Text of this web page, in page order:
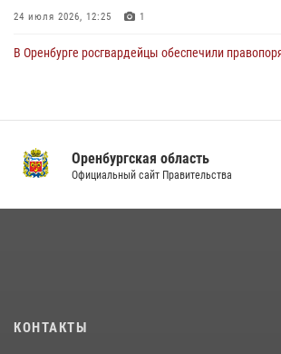
24 июля 2026, 12:25 1
В Оренбурге росгвардейцы обеспечили
08 июля 2026, 12:58 4
14 июля 2026, 10:43
Оренбургская область
Официальный сайт Правительства
КОНТАКТЫ